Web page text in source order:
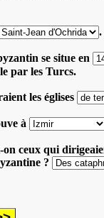
.
se situe en
par les Turcs.
les églises
à
ceux qui
?